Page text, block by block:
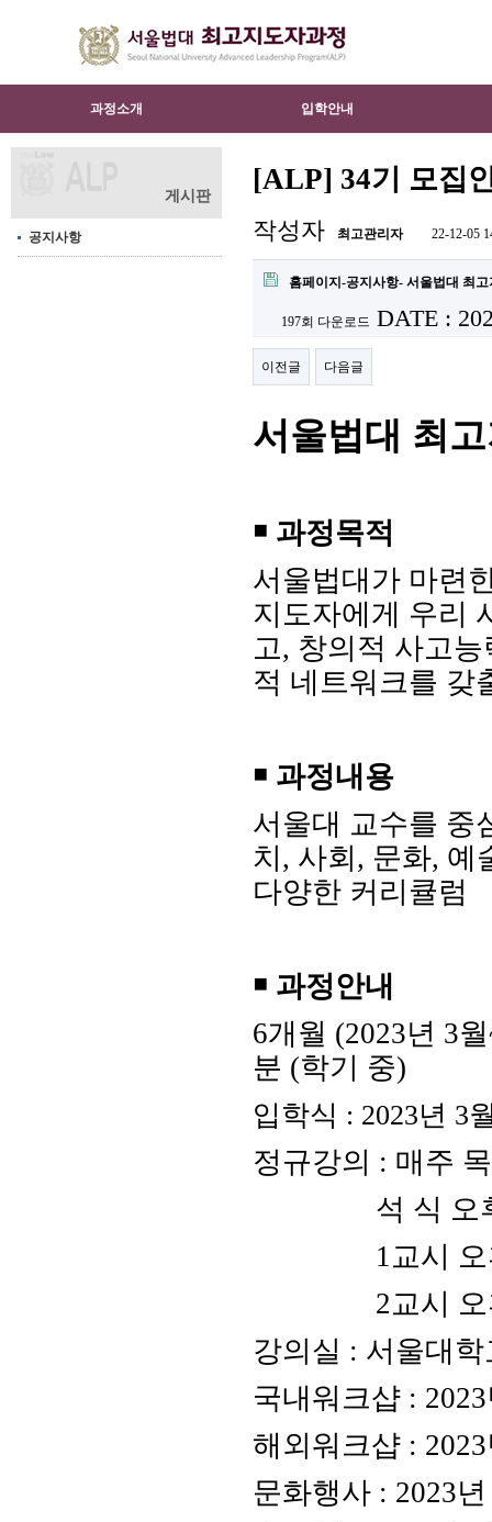
과정소개 입학안내
게시판
공지사항
[ALP] 34기 모집
작성자 최고관리자 22-12-05
홈페이지-공지사항- 서울법대 최
197회 다운로드 DATE :
이전글 다음글
서울법대 최
￭ 과정목적
서울법대가 마련
지도자에게 우리
고, 창의적 사고
적 네트워크를 갖
￭ 과정내용
서울대 교수를 중
치 , 사회 , 문화, 예
다양한 커리큘럼
￭ 과정안내
6개월 (2023년 3월
분 (학기 중)
입학식 : 2023년 3
정규강의 : 매주
석 식 오
1교시
2교시
강의실 : 서울대
국내워크샵 : 2023
해외워크샵 : 2023
문화행사 : 2023